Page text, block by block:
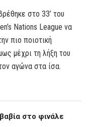
στο 33’ του
Nations League να
πιο ποιοτική
μέχρι τη λήξη του
αγώνα στα ίσα.
στο φινάλε